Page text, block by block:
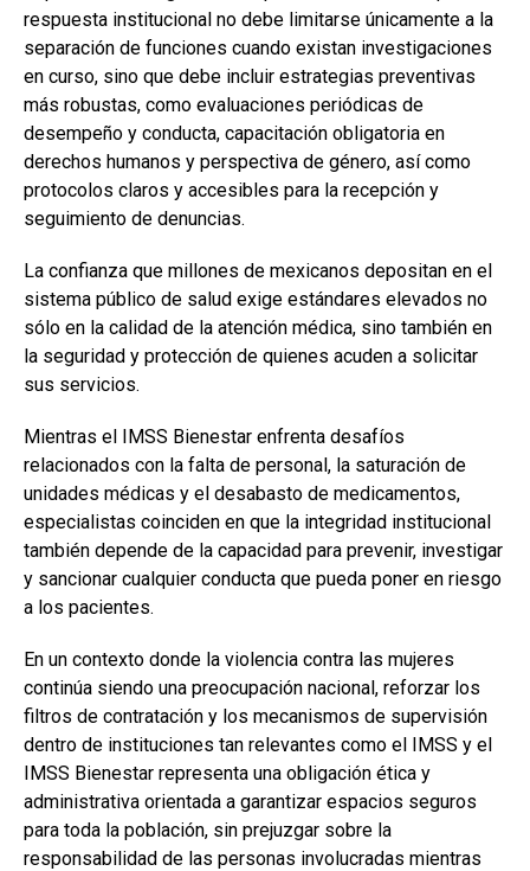
respuesta institucional no debe limitarse únicamente a la
separación de funciones cuando existan investigaciones
en curso, sino que debe incluir estrategias preventivas
más robustas, como evaluaciones periódicas de
desempeño y conducta, capacitación obligatoria en
derechos humanos y perspectiva de género, así como
protocolos claros y accesibles para la recepción y
seguimiento de denuncias.
La confianza que millones de mexicanos depositan en el
sistema público de salud exige estándares elevados no
sólo en la calidad de la atención médica, sino también en
la seguridad y protección de quienes acuden a solicitar
sus servicios.
Mientras el IMSS Bienestar enfrenta desafíos
relacionados con la falta de personal, la saturación de
unidades médicas y el desabasto de medicamentos,
especialistas coinciden en que la integridad institucional
también depende de la capacidad para prevenir, investigar
y sancionar cualquier conducta que pueda poner en riesgo
a los pacientes.
En un contexto donde la violencia contra las mujeres
continúa siendo una preocupación nacional, reforzar los
filtros de contratación y los mecanismos de supervisión
dentro de instituciones tan relevantes como el IMSS y el
IMSS Bienestar representa una obligación ética y
administrativa orientada a garantizar espacios seguros
para toda la población, sin prejuzgar sobre la
responsabilidad de las personas involucradas mientras